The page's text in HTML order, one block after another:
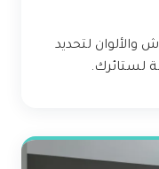
لتحديد
لستائرك.